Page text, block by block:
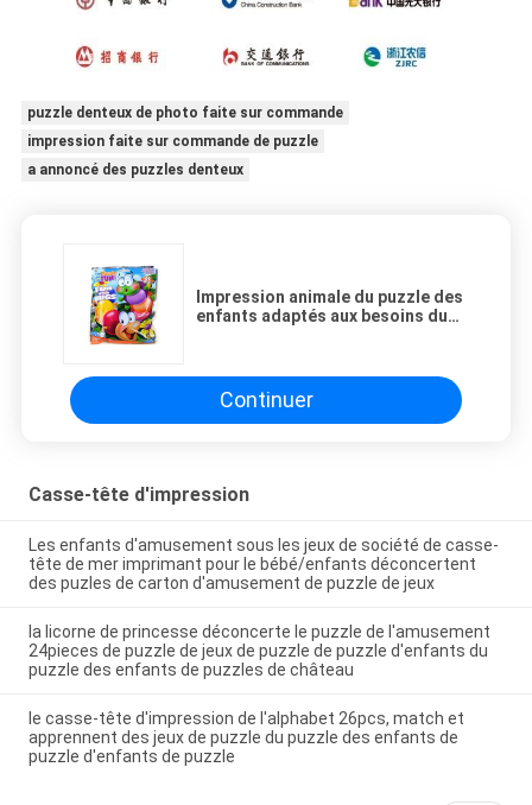
puzzle denteux de photo faite sur commande
impression faite sur commande de puzzle
a annoncé des puzzles denteux
Impression animale du puzzle des
enfants adaptés aux besoins du
Continuer
Casse-tête d'impression
Les enfants d'amusement sous les jeux de société de casse-
tête de mer imprimant pour le bébé/enfants déconcertent
des puzles de carton d'amusement de puzzle de jeux
la licorne de princesse déconcerte le puzzle de l'amusement
24pieces de puzzle de jeux de puzzle de puzzle d'enfants du
puzzle des enfants de puzzles de château
le casse-tête d'impression de l'alphabet 26pcs, match et
apprennent des jeux de puzzle du puzzle des enfants de
puzzle d'enfants de puzzle